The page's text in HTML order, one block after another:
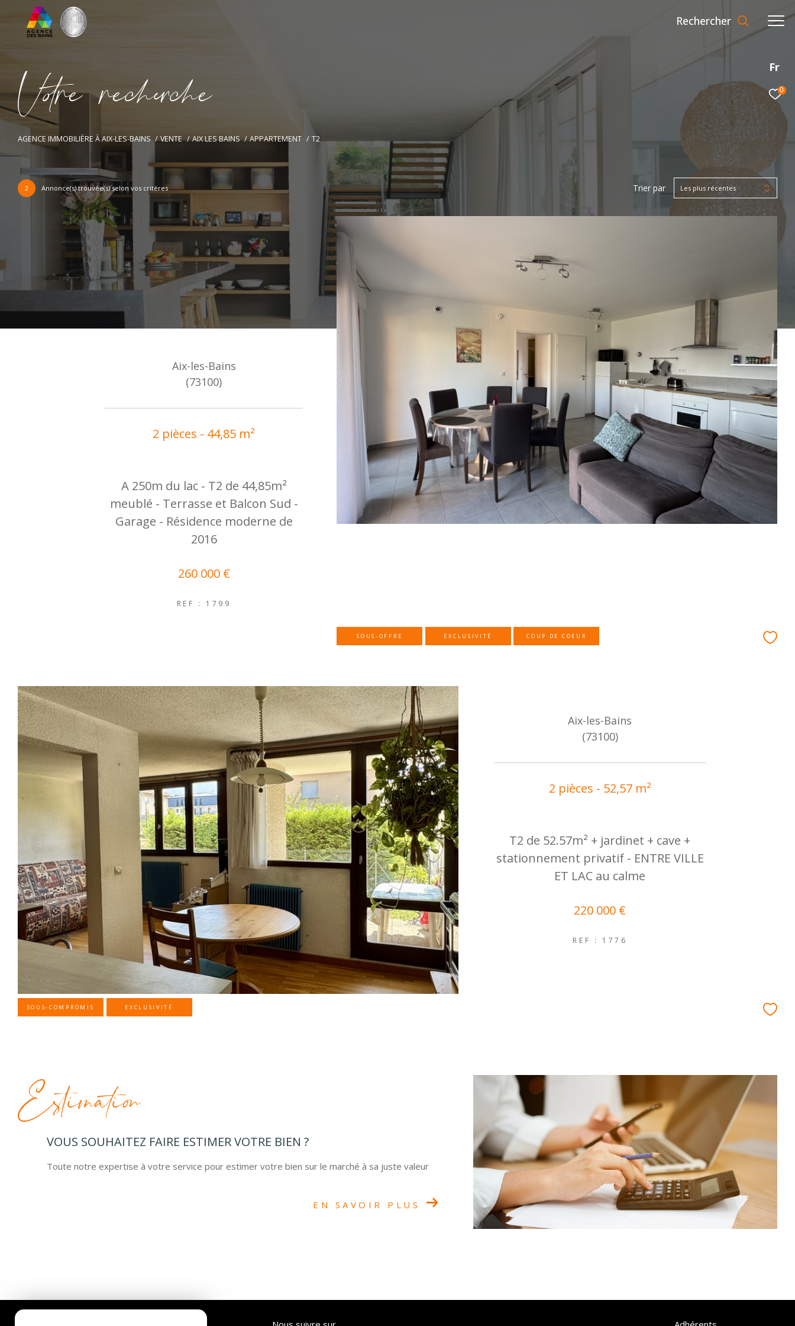
Fr
0
Rechercher
Vore recece
AGENCE IMMOBILIÈRE À AIX-LES-BAINS VENTE AIX LES BAINS APPARTEMENT T2
2 Annonce(s) trouvée(s) selon vos critères Trier par Les plus récentes
Aix-les-Bains
(73100)
2 pièces - 44,85 m²
A 250m du lac - T2 de 44,85m²
meublé - Terrasse et Balcon Sud -
Garage - Résidence moderne de
2016
260 000 €
REF : 1799
SOUS-OFFRE EXCLUSIVITÉ COUP DE COEUR
Aix-les-Bains
(73100)
2 pièces - 52,57 m²
T2 de 52.57m² + jardinet + cave +
stationnement privatif - ENTRE VILLE
ET LAC au calme
220 000 €
REF : 1776
SOUS-COMPROMIS EXCLUSIVITÉ
Estimation
VOUS SOUHAITEZ FAIRE ESTIMER VOTRE BIEN ?
Toute notre expertise à votre service pour estimer votre bien sur le marché à sa juste valeur
EN SAVOIR PLUS